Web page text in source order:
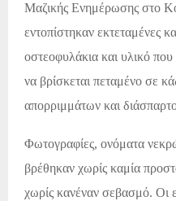
Μαζικής Ενημέρωσης στο
εντοπίστηκαν εκτεταμένες
οστεοφυλάκια και υλικό
να βρίσκεται πεταμένο σε
απορριμμάτων και
Φωτογραφίες, ονόματα
βρέθηκαν χωρίς καμία
χωρίς κανέναν σεβασμό. Οι